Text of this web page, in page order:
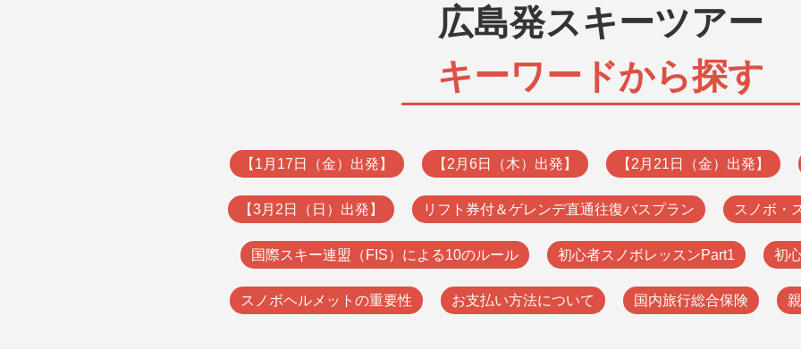
広島発スキーツアー
キーワードから探す
【1月17日（金）出発】 【2月6日（木）出発】 【2月21日（金）出発】
【3月2日（日）出発】 リフト券付＆ゲレンデ直通往復バスプラン スノボ・
国際スキー連盟（FIS）による10のルール 初心者スノボレッスンPart1 初
スノボヘルメットの重要性 お支払い方法について 国内旅行総合保険